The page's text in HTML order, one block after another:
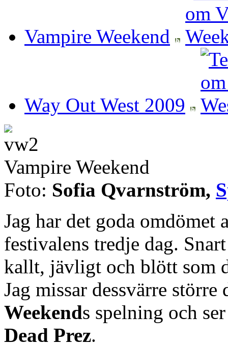
Vampire Weekend
Way Out West 2009
Vampire Weekend
Foto: Sofia Qvarnström,
Jag har det goda omdömet
festivalens tredje dag.
kallt, jävligt och blött som
Jag missar dessvärre
Weekends spelning och
Dead Prez.